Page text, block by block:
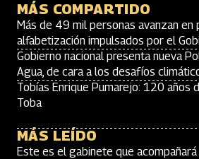
MÁS COMPARTIDO
Más de 49 mil personas avanzan en
alfabetización impulsados por el
Gobierno nacional presenta nueva
Agua, de cara a los desafíos
Tobías Enrique Pumarejo: 120 años
Toba
MÁS LEÍDO
Este es el gabinete que